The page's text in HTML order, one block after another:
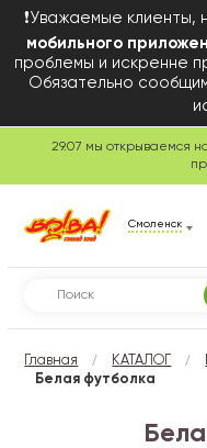
❗Уважаемые клиенты,
мобильного
проблемы и искренне
Обязательно
29.07 мы открываемся
Смоленск
Главная / КАТАЛОГ /
Белая футболка